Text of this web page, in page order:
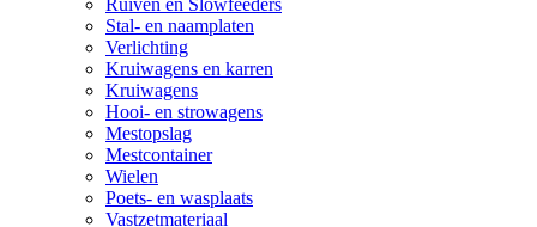
Ruiven en Slowfeeders
Stal- en naamplaten
Verlichting
Kruiwagens en karren
Kruiwagens
Hooi- en strowagens
Mestopslag
Mestcontainer
Wielen
Poets- en wasplaats
Vastzetmateriaal